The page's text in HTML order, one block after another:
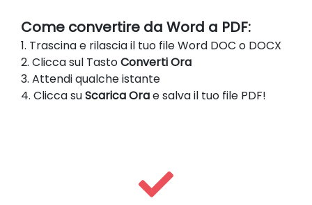
Come convertire da Word a PDF:
1. Trascina e rilascia il tuo file Word DOC o DOCX
2. Clicca sul TastoConverti Ora
3. Attendi qualche istante
4. Clicca suScarica Orae salva il tuo file PDF!